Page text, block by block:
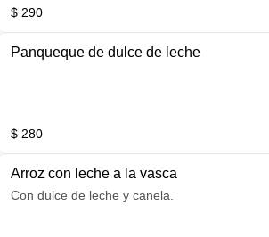
$ 290
Panqueque de dulce de leche
$ 280
Arroz con leche a la vasca
Con dulce de leche y canela.